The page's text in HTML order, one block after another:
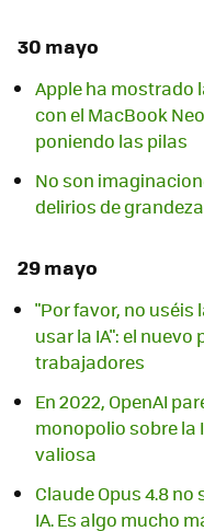
30 mayo
Apple ha mostrado
con el MacBook
poniendo las pilas
No son
delirios de
29 mayo
"Por favor, no uséis
usar la IA": el
trabajadores
En 2022, OpenAI
monopolio sobre la
valiosa
Claude Opus 4.8
IA. Es algo mucho